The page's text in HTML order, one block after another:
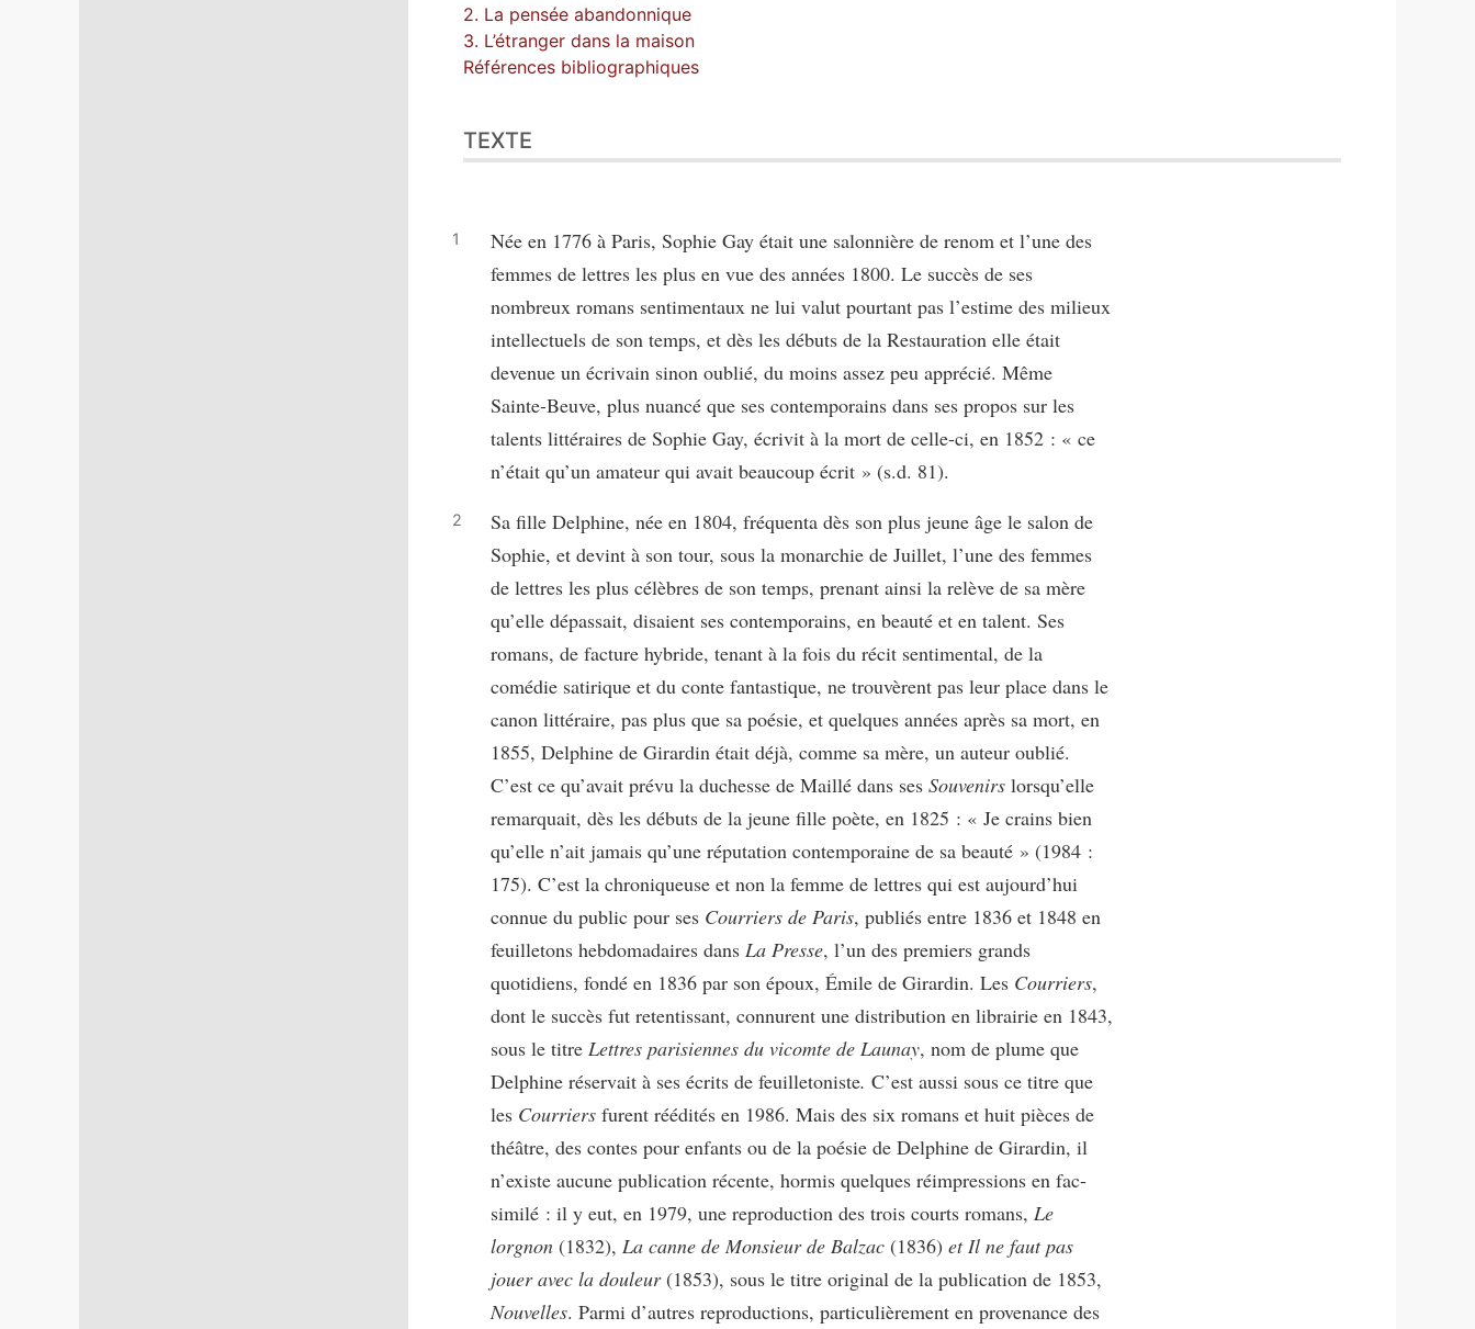
2. La pensée abandonnique
3. L’étranger dans la maison
Références bibliographiques
TEXTE
Née en 1776 à Paris, Sophie Gay était une salonnière de renom et l’une des
femmes de lettres les plus en vue des années 1800. Le succès de ses
nombreux romans sentimentaux ne lui valut pourtant pas l’estime des milieux
intellectuels de son temps, et dès les débuts de la Restauration elle était
devenue un écrivain sinon oublié, du moins assez peu apprécié. Même
Sainte-Beuve, plus nuancé que ses contemporains dans ses propos sur les
talents littéraires de Sophie Gay, écrivit à la mort de celle-ci, en 1852 : « ce
n’était qu’un amateur qui avait beaucoup écrit » (s.d. 81).
Sa fille Delphine, née en 1804, fréquenta dès son plus jeune âge le salon de
Sophie, et devint à son tour, sous la monarchie de Juillet, l’une des femmes
de lettres les plus célèbres de son temps, prenant ainsi la relève de sa mère
qu’elle dépassait, disaient ses contemporains, en beauté et en talent. Ses
romans, de facture hybride, tenant à la fois du récit sentimental, de la
comédie satirique et du conte fantastique, ne trouvèrent pas leur place dans le
canon littéraire, pas plus que sa poésie, et quelques années après sa mort, en
1855, Delphine de Girardin était déjà, comme sa mère, un auteur oublié.
C’est ce qu’avait prévu la duchesse de Maillé dans ses Souvenirs lorsqu’elle
remarquait, dès les débuts de la jeune fille poète, en 1825 : « Je crains bien
qu’elle n’ait jamais qu’une réputation contemporaine de sa beauté » (1984 :
175). C’est la chroniqueuse et non la femme de lettres qui est aujourd’hui
connue du public pour ses Courriers de Paris, publiés entre 1836 et 1848 en
feuilletons hebdomadaires dans La Presse, l’un des premiers grands
quotidiens, fondé en 1836 par son époux, Émile de Girardin. Les Courriers,
dont le succès fut retentissant, connurent une distribution en librairie en 1843,
sous le titre Lettres parisiennes du vicomte de Launay, nom de plume que
Delphine réservait à ses écrits de feuilletoniste. C’est aussi sous ce titre que
les Courriers furent réédités en 1986. Mais des six romans et huit pièces de
théâtre, des contes pour enfants ou de la poésie de Delphine de Girardin, il
n’existe aucune publication récente, hormis quelques réimpressions en fac-
similé : il y eut, en 1979, une reproduction des trois courts romans, Le
lorgnon (1832), La canne de Monsieur de Balzac (1836) et Il ne faut pas
jouer avec la douleur(1853), sous le titre original de la publication de 1853,
Nouvelles. Parmi d’autres reproductions, particulièrement en provenance des